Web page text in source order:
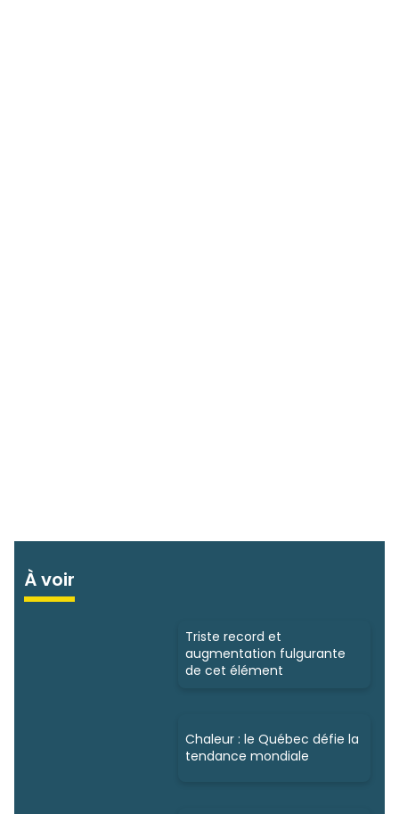
À voir
Triste record et
augmentation fulgurante
de cet élément
Chaleur : le Québec défie la
tendance mondiale